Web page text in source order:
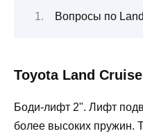
Вопросы по
Toyota Land
Боди-лифт 2". Лифт
более высоких пружин.